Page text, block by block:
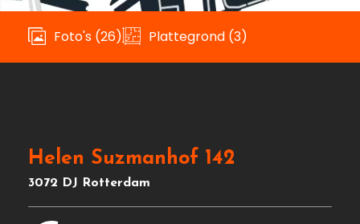
Foto's (26) Plattegrond (3)
Helen Suzmanhof 142
3072 DJ Rotterdam